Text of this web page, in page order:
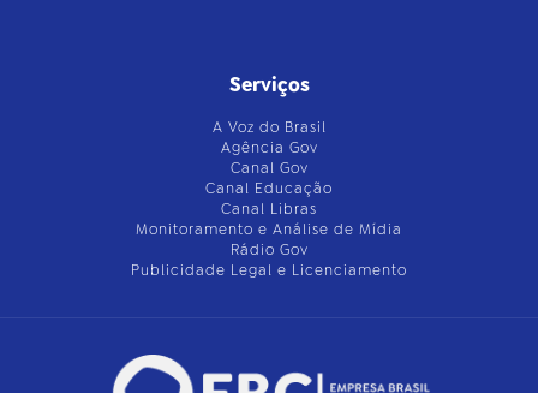
Serviços
A Voz do Brasil
Agência Gov
Canal Gov
Canal Educação
Canal Libras
Monitoramento e Análise de Mídia
Rádio Gov
Publicidade Legal e Licenciamento